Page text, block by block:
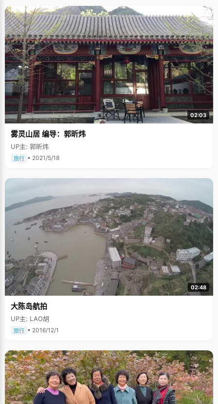
02:03
雾灵山居 编导：郭昕炜
UP主: 郭昕炜
旅行 • 2021/5/18
02:48
大陈岛航拍
UP主: LAO胡
旅行 • 2016/12/1